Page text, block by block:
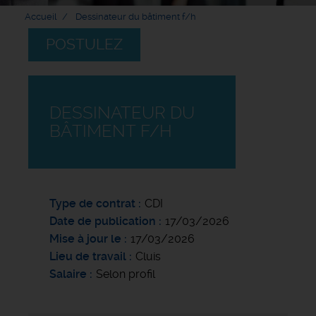
Accueil Dessinateur du bâtiment f/h
POSTULEZ
DESSINATEUR DU
BÂTIMENT F/H
Type de contrat
CDI
Date de publication
17/03/2026
Mise à jour le
17/03/2026
Lieu de travail
Cluis
Salaire
Selon profil